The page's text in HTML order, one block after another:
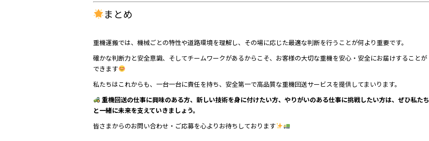
まとめ
重機運搬では、機械ごとの特性や道路環境を理解し、その場に応じた最適な判断を行うことが何より重要です。
確かな判断力と安全意識、そしてチームワークがあるからこそ、お客様の大切な重機を安心・安全にお届けすることが
できます
私たちはこれからも、一台一台に責任を持ち、安全第一で高品質な重機回送サービスを提供してまいります。
重機回送の仕事に興味のある方、新しい技術を身に付けたい方、やりがいのある仕事に挑戦したい方は、ぜひ私たち
と一緒に未来を支えていきましょう。
皆さまからのお問い合わせ・ご応募を心よりお待ちしております